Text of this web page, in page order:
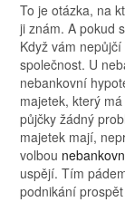
To je otázka, na
ji znám. A pokud
Když vám
společnost. U
nebankovní
majetek, který
půjčky žádný
majetek mají,
volbou
uspějí. Tím
podnikání